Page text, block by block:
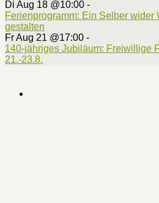
Di Aug 18 @10:00 -
Ferienprogramm: Ein Selber wider
gestalten
Fr Aug 21 @17:00 -
140-jähriges Jubiläum: Freiwillige
21.-23.8.